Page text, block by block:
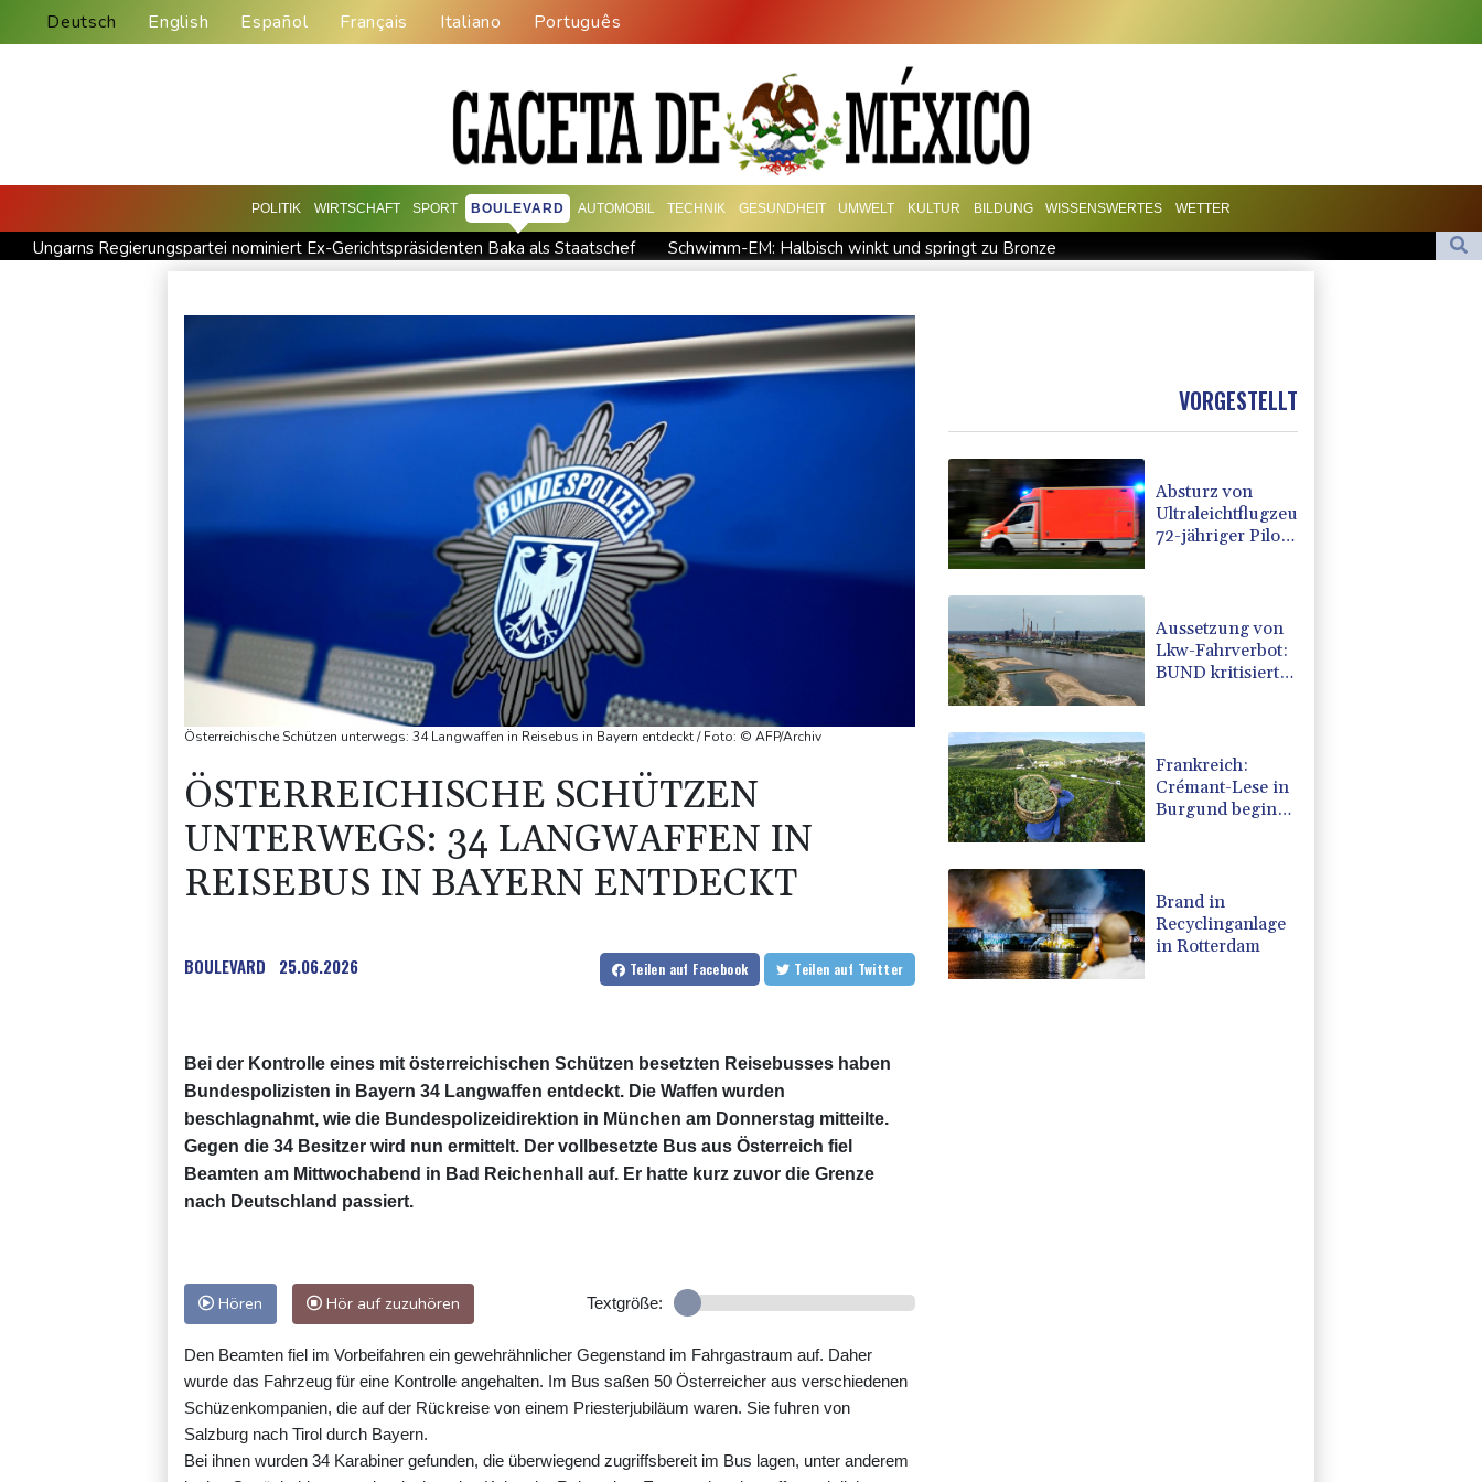
Deutsch English Español Français Italiano Português
POLITIK WIRTSCHAFT SPORT BOULEVARD AUTOMOBIL TECHNIK GESUNDHEIT UMWELT KULTUR BILDUNG WISSENSWERTES WETTER
Ungarns Regierungspartei nominiert Ex-Gerichtspräsidenten Baka als Staatschef
Schwimm-EM: Halbisch winkt und springt zu Bronze
Absteiger schlägt Aufsteiger: Heidenheim siegt turbulent
Aussetzung von Lkw-Fahrverbot: BUND kritisiert Maßnahme - Industrie begrüßt sie
US-Senat bestätigt mit knapper Mehrheit Trumps umstrittenen Justizminister Blanche
Schwimm-EM: Schmidbauer verliert Titel, Halbisch gewinnt Bronze
Frankreich: Crémant-Lese in Burgund beginnt wegen Hitzewellen so früh wie nie
Europas Automarkt wächst, doch der E-Auto-Boom verschärft den Druck
Österreichische Schützen unterwegs: 34 Langwaffen in Reisebus in Bayern entdeckt / Foto: © AFP/Archiv
ÖSTERREICHISCHE SCHÜTZEN
UNTERWEGS: 34 LANGWAFFEN IN
REISEBUS IN BAYERN ENTDECKT
BOULEVARD 25.06.2026 Teilen auf Facebook Teilen auf Twitter
Bei der Kontrolle eines mit österreichischen Schützen besetzten Reisebusses haben
Bundespolizisten in Bayern 34 Langwaffen entdeckt. Die Waffen wurden
beschlagnahmt, wie die Bundespolizeidirektion in München am Donnerstag mitteilte.
Gegen die 34 Besitzer wird nun ermittelt. Der vollbesetzte Bus aus Österreich fiel
Beamten am Mittwochabend in Bad Reichenhall auf. Er hatte kurz zuvor die Grenze
nach Deutschland passiert.
Hören Hör auf zuzuhören Textgröße:
Den Beamten fiel im Vorbeifahren ein gewehrähnlicher Gegenstand im Fahrgastraum auf. Daher
wurde das Fahrzeug für eine Kontrolle angehalten. Im Bus saßen 50 Österreicher aus verschiedenen
Schüzenkompanien, die auf der Rückreise von einem Priesterjubiläum waren. Sie fuhren von
Salzburg nach Tirol durch Bayern.
Bei ihnen wurden 34 Karabiner gefunden, die überwiegend zugriffsbereit im Bus lagen, unter anderem
VORGESTELLT
Absturz von
Ultraleichtflugzeug:
72-jähriger Pilot
Aussetzung von
Lkw-Fahrverbot:
BUND kritisiert
Frankreich:
Crémant-Lese in
Burgund beginnt
Brand in
Recyclinganlage
in Rotterdam